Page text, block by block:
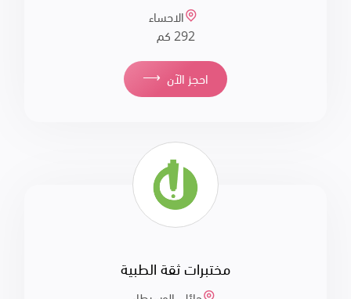
الاحساء
292 كم
⟶ احجز الآن
مختبرات ثقة الطبية